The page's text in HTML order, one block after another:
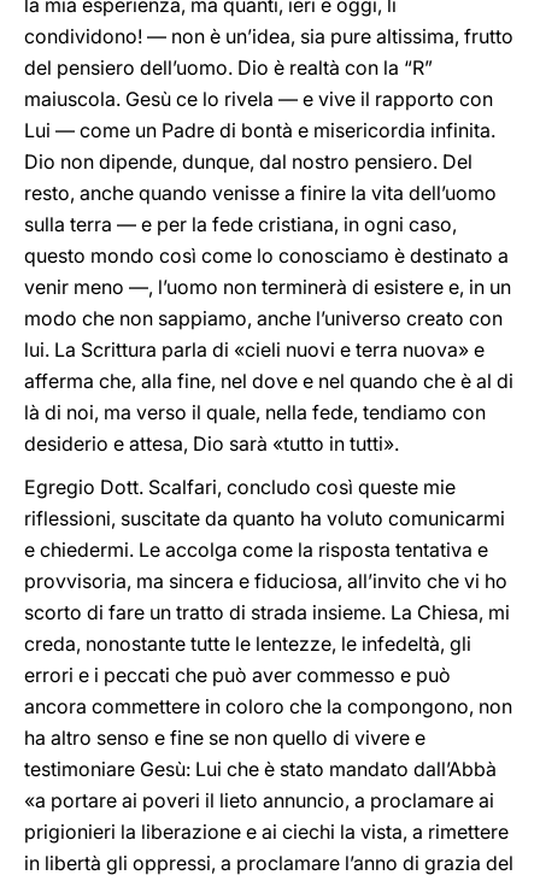
la mia esperienza, ma quanti, ieri e oggi, li
condividono! — non è un’idea, sia pure altissima, frutto
del pensiero dell’uomo. Dio è realtà con la “R”
maiuscola. Gesù ce lo rivela — e vive il rapporto con
Lui — come un Padre di bontà e misericordia infinita.
Dio non dipende, dunque, dal nostro pensiero. Del
resto, anche quando venisse a finire la vita dell’uomo
sulla terra — e per la fede cristiana, in ogni caso,
questo mondo così come lo conosciamo è destinato a
venir meno —, l’uomo non terminerà di esistere e, in un
modo che non sappiamo, anche l’universo creato con
lui. La Scrittura parla di «cieli nuovi e terra nuova» e
afferma che, alla fine, nel dove e nel quando che è al di
là di noi, ma verso il quale, nella fede, tendiamo con
desiderio e attesa, Dio sarà «tutto in tutti».
Egregio Dott. Scalfari, concludo così queste mie
riflessioni, suscitate da quanto ha voluto comunicarmi
e chiedermi. Le accolga come la risposta tentativa e
provvisoria, ma sincera e fiduciosa, all’invito che vi ho
scorto di fare un tratto di strada insieme. La Chiesa, mi
creda, nonostante tutte le lentezze, le infedeltà, gli
errori e i peccati che può aver commesso e può
ancora commettere in coloro che la compongono, non
ha altro senso e fine se non quello di vivere e
testimoniare Gesù: Lui che è stato mandato dall’Abbà
«a portare ai poveri il lieto annuncio, a proclamare ai
prigionieri la liberazione e ai ciechi la vista, a rimettere
in libertà gli oppressi, a proclamare l’anno di grazia del